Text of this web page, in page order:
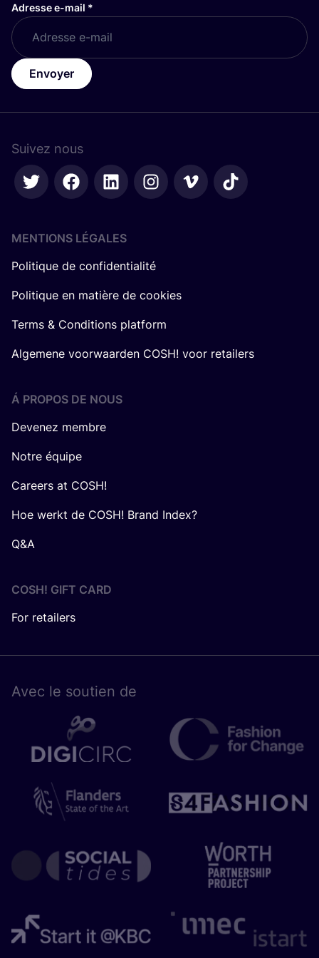
Adresse e-mail *
Envoyer
Suivez nous
MENTIONS LÉGALES
Politique de confidentialité
Politique en matière de cookies
Terms & Conditions platform
Algemene voorwaarden COSH! voor retailers
Á PROPOS DE NOUS
Devenez membre
Notre équipe
Careers at COSH!
Hoe werkt de COSH! Brand Index?
Q&A
COSH! GIFT CARD
For retailers
Avec le sou­tien de